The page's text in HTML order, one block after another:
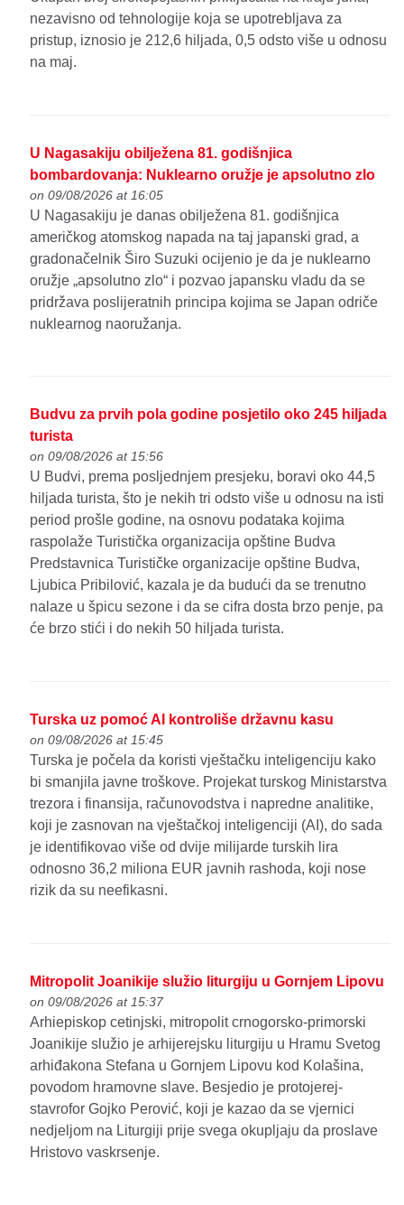
nezavisno od tehnologije koja se upotrebljava za
pristup, iznosio je 212,6 hiljada, 0,5 odsto više u odnosu
na maj.
U Nagasakiju obilježena 81. godišnjica
bombardovanja: Nuklearno oružje je apsolutno zlo
on 09/08/2026 at 16:05
U Nagasakiju je danas obilježena 81. godišnjica
američkog atomskog napada na taj japanski grad, a
gradonačelnik Širo Suzuki ocijenio je da je nuklearno
oružje „apsolutno zlo“ i pozvao japansku vladu da se
pridržava poslijeratnih principa kojima se Japan odriče
nuklearnog naoružanja.
Budvu za prvih pola godine posjetilo oko 245 hiljada
turista
on 09/08/2026 at 15:56
U Budvi, prema posljednjem presjeku, boravi oko 44,5
hiljada turista, što je nekih tri odsto više u odnosu na isti
period prošle godine, na osnovu podataka kojima
raspolaže Turistička organizacija opštine Budva
Predstavnica Turističke organizacije opštine Budva,
Ljubica Pribilović, kazala je da budući da se trenutno
nalaze u špicu sezone i da se cifra dosta brzo penje, pa
će brzo stići i do nekih 50 hiljada turista.
Turska uz pomoć AI kontroliše državnu kasu
on 09/08/2026 at 15:45
Turska je počela da koristi vještačku inteligenciju kako
bi smanjila javne troškove. Projekat turskog Ministarstva
trezora i finansija, računovodstva i napredne analitike,
koji je zasnovan na vještačkoj inteligenciji (AI), do sada
je identifikovao više od dvije milijarde turskih lira
odnosno 36,2 miliona EUR javnih rashoda, koji nose
rizik da su neefikasni.
Mitropolit Joanikije služio liturgiju u Gornjem Lipovu
on 09/08/2026 at 15:37
Arhiepiskop cetinjski, mitropolit crnogorsko-primorski
Joanikije služio je arhijerejsku liturgiju u Hramu Svetog
arhiđakona Stefana u Gornjem Lipovu kod Kolašina,
povodom hramovne slave. Besjedio je protojerej-
stavrofor Gojko Perović, koji je kazao da se vjernici
nedjeljom na Liturgiji prije svega okupljaju da proslave
Hristovo vaskrsenje.